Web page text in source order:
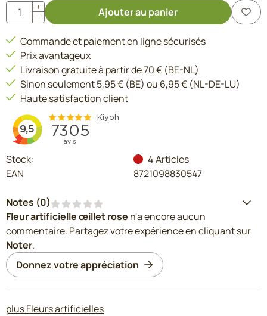
Quantité
+
-
Ajouter au panier
Commande et paiement en ligne sécurisés
Prix avantageux
Livraison gratuite à partir de 70 € (BE-NL)
Sinon seulement 5,95 € (BE) ou 6,95 € (NL-DE-LU)
Haute satisfaction client
Stock: 4Articles
EAN
8721098830547
Notes (0)
Fleur artificielle œillet rose n'a encore aucun
commentaire. Partagez votre expérience en cliquant sur
Noter.
Donnez votre appréciation
plus Fleurs artificielles